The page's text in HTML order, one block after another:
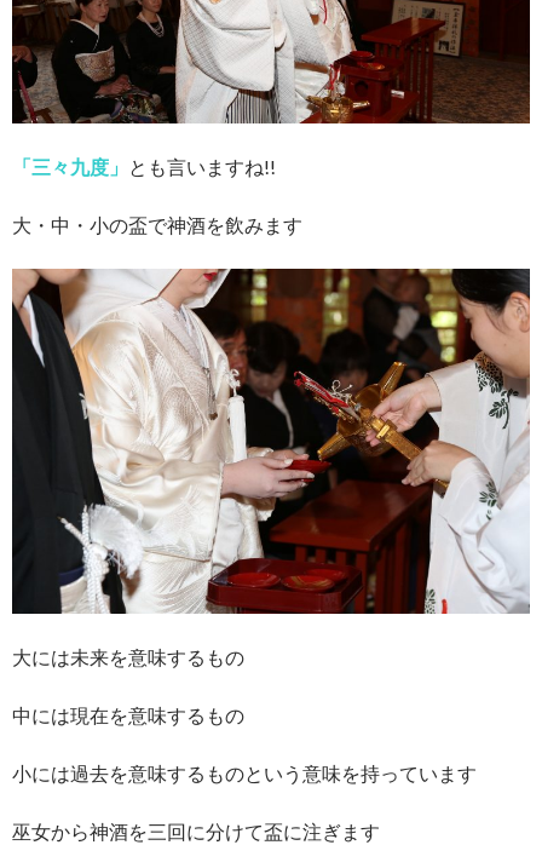
「三々九度」 とも言いますね!!
大・中・小の盃で神酒を飲みます
大には未来を意味するもの
中には現在を意味するもの
小には過去を意味するものという意味を持っています
巫女から神酒を三回に分けて盃に注ぎます